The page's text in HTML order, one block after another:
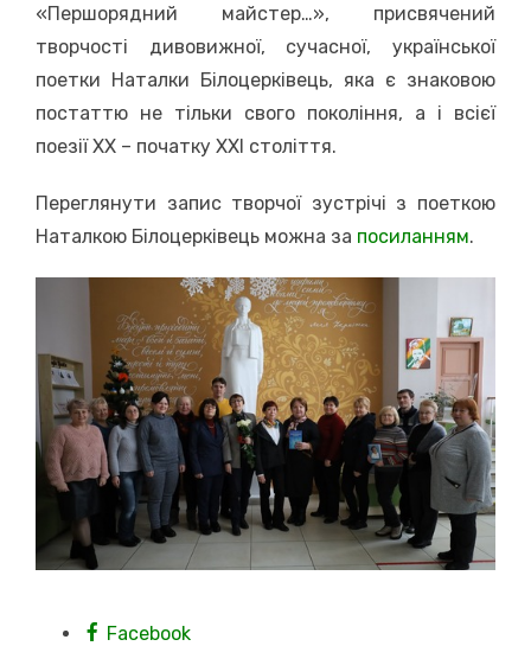
«Першорядний майстер…», присвячений
творчості дивовижної, сучасної, української
поетки Наталки Білоцерківець, яка є знаковою
постаттю не тільки свого покоління, а і всієї
поезії ХХ – початку ХХІ століття.
Переглянути запис творчої зустрічі з поеткою
Наталкою Білоцерківець можна за посиланням.
Facebook